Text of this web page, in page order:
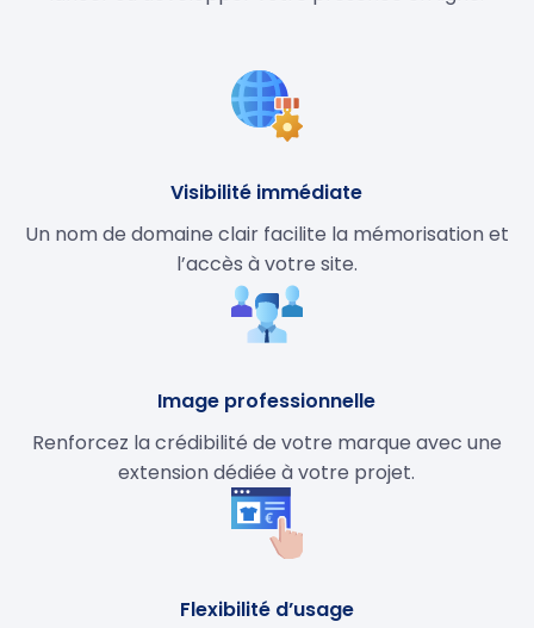
Visibilité immédiate
Un nom de domaine clair facilite la mémorisation et
l’accès à votre site.
Image professionnelle
Renforcez la crédibilité de votre marque avec une
extension dédiée à votre projet.
Flexibilité d’usage